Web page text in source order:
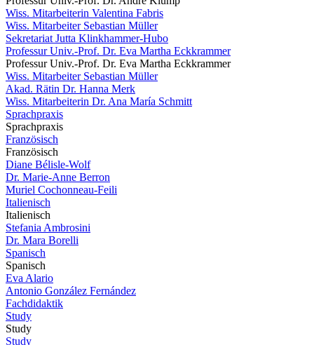
Wiss. Mitarbeiterin Valentina Fabris
Wiss. Mitarbeiter Sebastian Müller
Sekretariat Jutta Klinkhammer-Hubo
Professur Univ.-Prof. Dr. Eva Martha Eckkrammer
Professur Univ.-Prof. Dr. Eva Martha Eckkrammer
Wiss. Mitarbeiter Sebastian Müller
Akad. Rätin Dr. Hanna Merk
Wiss. Mitarbeiterin Dr. Ana María Schmitt
Sprachpraxis
Sprachpraxis
Französisch
Französisch
Diane Bélisle-Wolf
Dr. Marie-Anne Berron
Muriel Cochonneau-Feili
Italienisch
Italienisch
Stefania Ambrosini
Dr. Mara Borelli
Spanisch
Spanisch
Eva Alario
Antonio González Fernández
Fachdidaktik
Study
Study
Study